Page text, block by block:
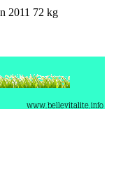
2011 72 kg